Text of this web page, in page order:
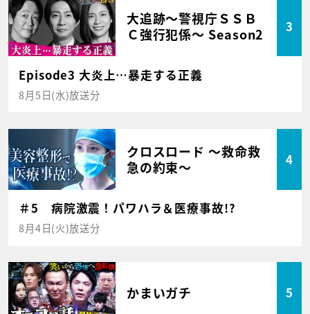
大追跡～警視庁ＳＳＢ
Ｃ強行犯係～ Season2
3
Episode3 大炎上…暴走する正義
8月5日(水)放送分
クロスロード ～救命救
急の約束～
4
＃5 病院激震！パワハラ＆医療事故!?
8月4日(火)放送分
かまいガチ 5